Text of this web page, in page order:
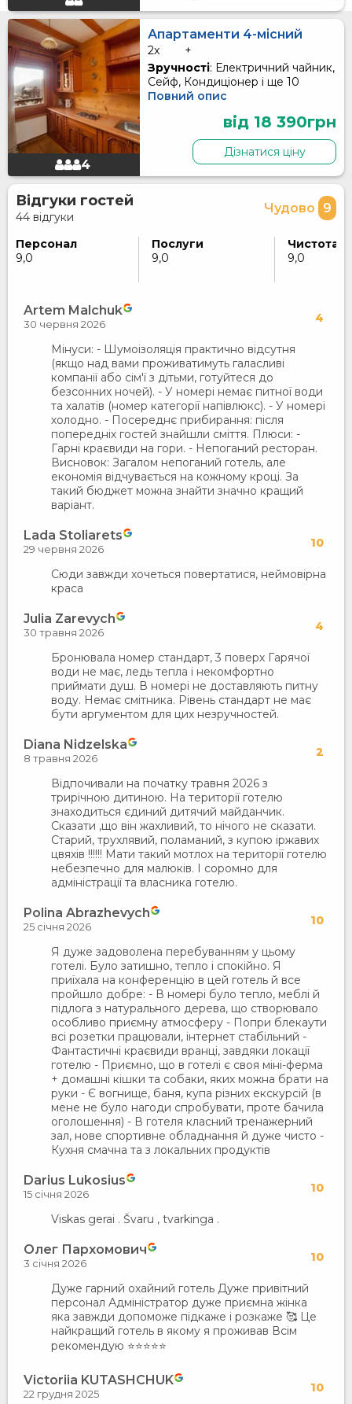
4
Апартаменти 4-місний
2x
+
Зручності: Електричний чайник,
Сейф, Кондиціонер і ще 10
Повний опис
від 18 390грн
Дізнатися ціну
Відгуки гостей
44 відгуки
Чудово 9
Персонал
9,0
Послуги
9,0
Чистота
9,0
Artem Malchuk 4
30 червня 2026
Мінуси: - Шумоізоляція практично відсутня
(якщо над вами проживатимуть галасливі
компанії або сім'ї з дітьми, готуйтеся до
безсонних ночей). - У номері немає питної води
та халатів (номер категорії напівлюкс). - У номері
холодно. - Посереднє прибирання: після
попередніх гостей знайшли сміття. Плюси: -
Гарні краєвиди на гори. - Непоганий ресторан.
Висновок: Загалом непоганий готель, але
економія відчувається на кожному кроці. За
такий бюджет можна знайти значно кращий
варіант.
Lada Stoliarets 10
29 червня 2026
Сюди завжди хочеться повертатися, неймовірна
краса
Julia Zarevych 4
30 травня 2026
Бронювала номер стандарт, 3 поверх Гарячої
води не має, ледь тепла і некомфортно
приймати душ. В номері не доставляють питну
воду. Немає смітника. Рівень стандарт не має
бути аргументом для цих незручностей.
Diana Nidzelska 2
8 травня 2026
Відпочивали на початку травня 2026 з
трирічною дитиною. На території готелю
знаходиться єдиний дитячий майданчик.
Сказати ,що він жахливий, то нічого не сказати.
Старий, трухлявий, поламаний, з купою іржавих
цвяхів !!!!!! Мати такий мотлох на території готелю
небезпечно для малюків. І соромно для
адміністрації та власника готелю.
Polina Abrazhevych 10
25 січня 2026
Я дуже задоволена перебуванням у цьому
готелі. Було затишно, тепло і спокійно. Я
приїхала на конференцію в цей готель й все
пройшло добре: - В номері було тепло, меблі й
підлога з натурального дерева, що створювало
особливо приємну атмосферу - Попри блекаути
всі розетки працювали, інтернет стабільний -
Фантастичні краєвиди вранці, завдяки локації
готелю - Приємно, що в готелі є своя міні-ферма
+ домашні кішки та собаки, яких можна брати на
руки - Є вогнище, баня, купа різних екскурсій (в
мене не було нагоди спробувати, проте бачила
оголошення) - В готеля класний тренажерний
зал, нове спортивне обладнання й дуже чисто -
Кухня смачна та з локальних продуктів
Darius Lukosius 10
15 січня 2026
Viskas gerai . Švaru , tvarkinga .
Олег Пархомович 10
3 січня 2026
Дуже гарний охайний готель Дуже привітний
персонал Адміністратор дуже приємна жінка
яка завжди допоможе підкаже і розкаже 🥰 Це
найкращий готель в якому я проживав Всім
рекомендую ⭐️⭐️⭐️⭐️⭐️
Victoriia KUTASHCHUK 10
22 грудня 2025